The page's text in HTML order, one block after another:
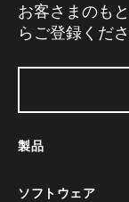
お客さまのも
らご登録くださ
製品
ソフトウェア